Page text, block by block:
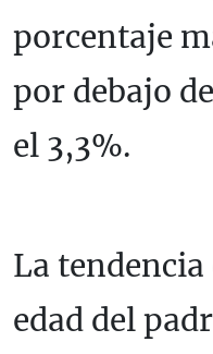
porcentaje
por debajo
el 3,3%.
La
edad del